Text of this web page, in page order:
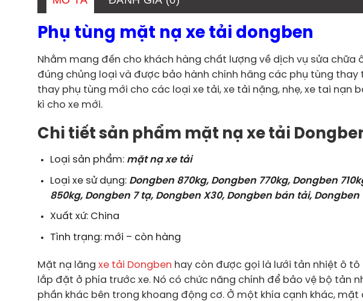
Phụ tùng mặt nạ xe tải dongben
Nhằm mang đến cho khách hàng chất lượng về dịch vụ sửa
đúng chủng loại và được bảo hành chính hãng các phụ tùng thay
thay phụ tùng mới cho các loại xe tải, xe tải nặng, nhẹ, xe tai nạn
kì cho xe mới.
Chi tiết sản phẩm mặt nạ xe tải
Loại sản phẩm: mặt nạ xe tải
Loại xe sử dụng: Dongben 870kg, Dongben 770kg, Dongben
850kg, Dongben 7 tạ, Dongben X30, Dongben bán tải, Dongben
Xuất xứ: China
Tình trạng: mới – còn hàng
Mặt nạ lăng xe tải Dongben hay còn được gọi là lưới tản nhiệt ô
lắp đặt ở phía trước xe. Nó có chức năng chính để bảo vệ bộ tản
phần khác bên trong khoang động cơ. Ở một khía cạnh khác,